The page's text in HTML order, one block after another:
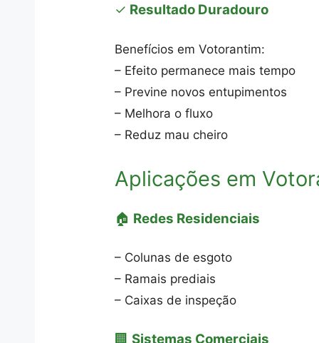
✓ Resultado Duradouro
Benefícios em Votorantim:
– Efeito permanece mais tempo
– Previne novos entupimentos
– Melhora o fluxo
– Reduz mau cheiro
Aplicações em
🏠 Redes Residenciais
– Colunas de esgoto
– Ramais prediais
– Caixas de inspeção
🏢 Sistemas Comerciais